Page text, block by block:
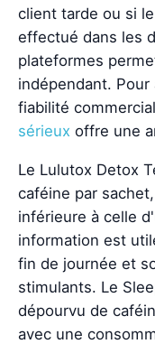
client tarde ou si
effectué dans les
plateformes
indépendant.
fiabilité
sérieux offre une
Le Lulutox Detox
caféine par
inférieure à celle
information est
fin de journée et
stimulants. Le
dépourvu de
avec une